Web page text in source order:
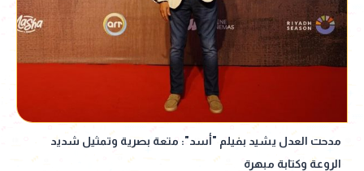
مدحت العدل يشيد بفيلم "أسد": متعة بصرية وتمثيل شديد
الروعة وكتابة مبهرة